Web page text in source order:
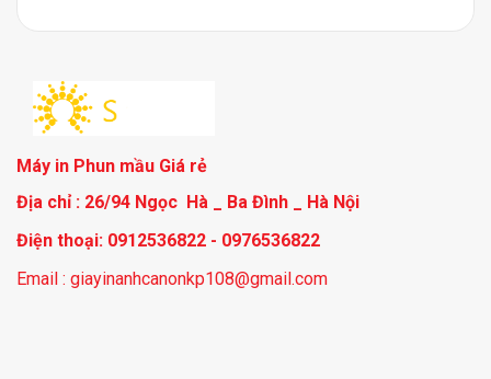
Máy in Phun mầu Giá rẻ
Địa chỉ : 26/94 Ngọc Hà _ Ba Đình _ Hà Nội
Điện thoại: 0912536822 - 0976536822
Email : giayinanhcanonkp108@gmail.com